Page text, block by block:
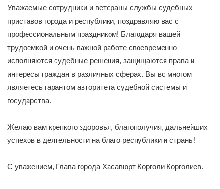
Уважаемые сотрудники и ветераны службы судебных
приставов города и республики, поздравляю вас с
профессиональным праздником! Благодаря вашей
трудоемкой и очень важной работе своевременно
исполняются судебные решения, защищаются права и
интересы граждан в различных сферах. Вы во многом
являетесь гарантом авторитета судебной системы и
государства.
Желаю вам крепкого здоровья, благополучия, дальнейших
успехов в деятельности на благо республики и страны!
С уважением, Глава города Хасавюрт Корголи Корголиев.